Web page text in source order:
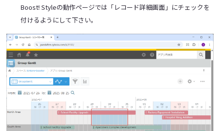
Boost! Styleの動作ページでは「レコード詳細画面」にチェックを
付けるようにして下さい。